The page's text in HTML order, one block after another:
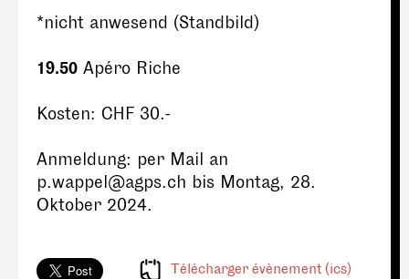
*nicht anwesend (Standbild)
19.50 Apéro Riche
Kosten: CHF 30.-
Anmeldung: per Mail an
p.wappel@agps.ch bis Montag, 28.
Oktober 2024.
Télécharger évènement (ics)